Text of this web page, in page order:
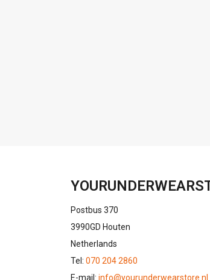
Postbus 370
3990GD Houten
Netherlands
Tel: 070 204 2860
E-mail: info@yourunderwearstore.nl